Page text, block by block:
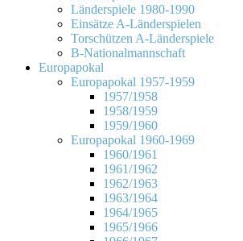
Länderspiele 1980-1990
Einsätze A-Länderspielen
Torschützen A-Länderspiele
B-Nationalmannschaft
Europapokal
Europapokal 1957-1959
1957/1958
1958/1959
1959/1960
Europapokal 1960-1969
1960/1961
1961/1962
1962/1963
1963/1964
1964/1965
1965/1966